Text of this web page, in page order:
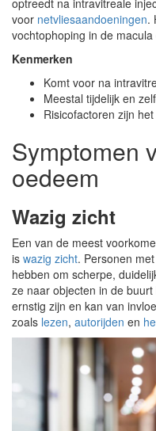
optreedt na intravitreale
voor netvliesaandoeningen.
vochtophoping in de
Kenmerken
Komt voor na
Meestal tijdelijk en
Risicofactoren zijn
Symptomen
oedeem
Wazig zicht
Een van de meest
is wazig zicht. Personen
hebben om scherpe,
ze naar objecten in de
ernstig zijn en kan van
zoals lezen, autorijden en